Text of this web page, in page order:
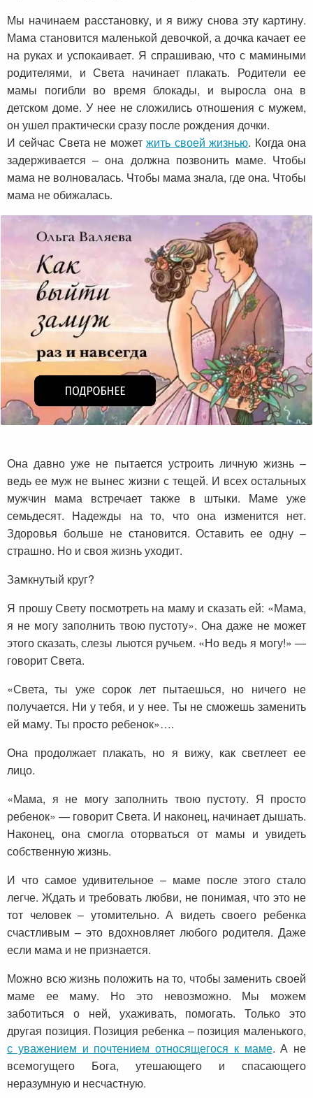
Мы начинаем расстановку, и я вижу снова эту картину.
Мама становится маленькой девочкой, а дочка качает ее
на руках и успокаивает. Я спрашиваю, что с мамиными
родителями, и Света начинает плакать. Родители ее
мамы погибли во время блокады, и выросла она в
детском доме. У нее не сложились отношения с мужем,
он ушел практически сразу после рождения дочки.
И сейчас Света не можетжить своей жизнью. Когда она
задерживается – она должна позвонить маме. Чтобы
мама не волновалась. Чтобы мама знала, где она. Чтобы
мама не обижалась.
Она давно уже не пытается устроить личную жизнь –
ведь ее муж не вынес жизни с тещей. И всех остальных
мужчин мама встречает также в штыки. Маме уже
семьдесят. Надежды на то, что она изменится нет.
Здоровья больше не становится. Оставить ее одну –
страшно. Но и своя жизнь уходит.
Замкнутый круг?
Я прошу Свету посмотреть на маму и сказать ей: «Мама,
я не могу заполнить твою пустоту». Она даже не может
этого сказать, слезы льются ручьем. «Но ведь я могу!» —
говорит Света.
«Света, ты уже сорок лет пытаешься, но ничего не
получается. Ни у тебя, и у нее. Ты не сможешь заменить
ей маму. Ты просто ребенок»….
Она продолжает плакать, но я вижу, как светлеет ее
лицо.
«Мама, я не могу заполнить твою пустоту. Я просто
ребенок» — говорит Света. И наконец, начинает дышать.
Наконец, она смогла оторваться от мамы и увидеть
собственную жизнь.
И что самое удивительное – маме после этого стало
легче. Ждать и требовать любви, не понимая, что это не
тот человек – утомительно. А видеть своего ребенка
счастливым – это вдохновляет любого родителя. Даже
если мама и не признается.
Можно всю жизнь положить на то, чтобы заменить своей
маме ее маму. Но это невозможно. Мы можем
заботиться о ней, ухаживать, помогать. Только это
другая позиция. Позиция ребенка – позиция маленького,
с уважением и почтением относящегося к маме. А не
всемогущего Бога, утешающего и спасающего
неразумную и несчастную.